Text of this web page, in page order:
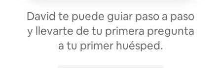
David te puede guiar paso a paso
y llevarte de tu primera pregunta
a tu primer huésped.